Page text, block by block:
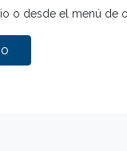
o desde el menú de